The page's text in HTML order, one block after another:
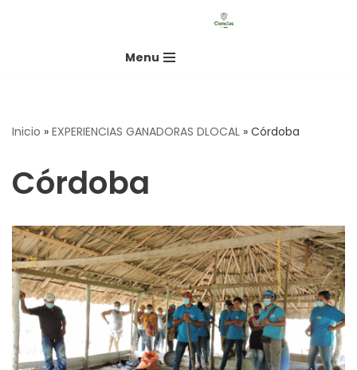
Menu
Inicio » EXPERIENCIAS GANADORAS DLOCAL » Córdoba
Córdoba